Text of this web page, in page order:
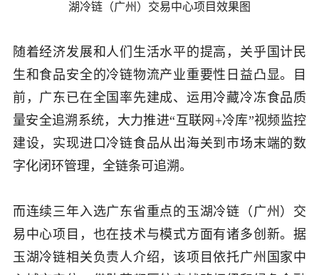
湖冷链（广州）交易中心项目效果图
随着经济发展和人们生活水平的提高，关乎国计民
生和食品安全的冷链物流产业重要性日益凸显。目
前，广东已在全国率先建成、运用冷藏冷冻食品质
量安全追溯系统，大力推进“互联网 +冷库”视频监控
建设，实现进口冷链食品从出海关到市场末端的数
字化闭环管理，全链条可追溯。
而连续三年入选广东省重点的玉湖冷链（广州）交
易中心项目，也在技术与模式方面有诸多创新。据
玉湖冷链相关负责人介绍，该项目依托广州国家中